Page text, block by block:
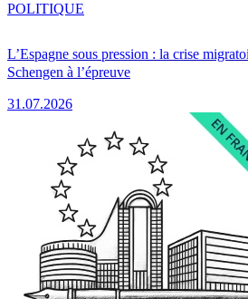
L’Espagne sous pression : la crise
Schengen à l’épreuve
31.07.2026
POLITIQUE